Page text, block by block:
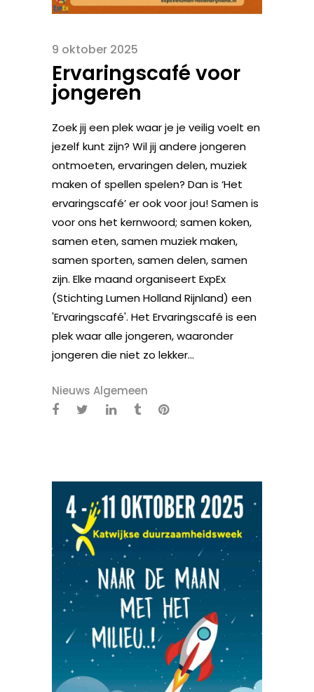
9 oktober 2025
Ervaringscafé voor
jongeren
Zoek jij een plek waar je je veilig voelt en
jezelf kunt zijn? Wil jij andere jongeren
ontmoeten, ervaringen delen, muziek
maken of spellen spelen? Dan is ‘Het
ervaringscafé’ er ook voor jou! Samen is
voor ons het kernwoord; samen koken,
samen eten, samen muziek maken,
samen sporten, samen delen, samen
zijn. Elke maand organiseert ExpEx
(Stichting Lumen Holland Rijnland) een
'Ervaringscafé'. Het Ervaringscafé is een
plek waar alle jongeren, waaronder
jongeren die niet zo lekker...
Nieuws Algemeen